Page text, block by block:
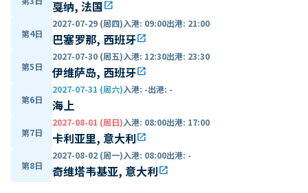
戛纳, 法国open_in_new
第4日
2027-07-29 (周四)入港: 09:00出港: 21:00
巴塞罗那, 西班牙open_in_new
第5日
2027-07-30 (周五)入港: 12:30出港: 23:30
伊维萨岛, 西班牙open_in_new
第6日
2027-07-31 (周六)入港: -出港: -
海上
第7日
2027-08-01 (周日)入港: 08:00出港: 17:00
卡利亚里, 意大利open_in_new
第8日
2027-08-02 (周一)入港: 08:00出港: -
奇维塔韦基亚, 意大利open_in_new